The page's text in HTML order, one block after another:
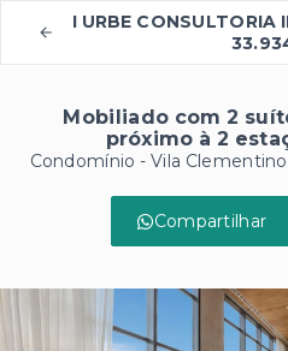
I URBE CONSULTORIA
Mobiliado com 2
próximo à 2
Condomínio - Vila
Compartilhar